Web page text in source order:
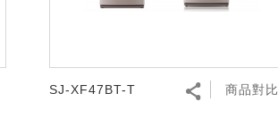
SJ-XF47BT-T 商品對比